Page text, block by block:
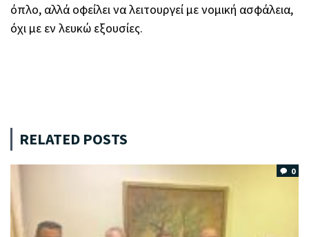
όπλο, αλλά οφείλει να λειτουργεί με νομική ασφάλεια,
όχι με εν λευκώ εξουσίες.
RELATED POSTS
0